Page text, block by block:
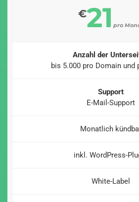
€21 pro
Anzahl der
bis 5.000 pro Domain und
Support
E-Mail-Support
Monatlich
inkl. WordPress-
White-Label